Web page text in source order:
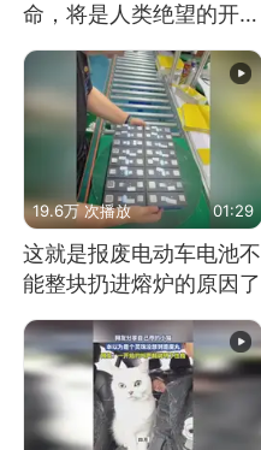
命，将是人类绝望的开
始？
19.6万 次播放 01:29
这就是报废电动车电池不
能整块扔进熔炉的原因了